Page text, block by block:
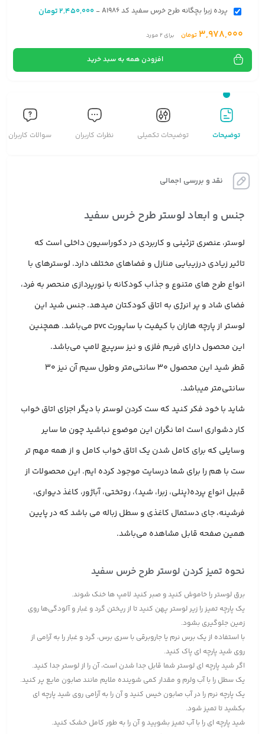
پرده زبرا بچگانه طرح خرس سفید کد A1986 -
2,450,000تومان
3,978,000 تومان برای2مورد
افزودن همه به سبد خرید
توضیحات توضیحات تکمیلی نظرات کاربران سوالات کاربران
نقد و بررسی اجمالی
جنس و ابعاد لوستر طرح خرس سفید
لوستر، عنصری تزئینی و کاربردی در دکوراسیون داخلی است که
تاثیر زیادی درزیبایی منازل و فضاهای مختلف دارد. لوسترهای با
انواع طرح های متنوع و جذاب کودکانه با نورپردازی منحصر به فرد،
فضای شاد و پر انرژی به اتاق کودکتان میدهد. جنس شید این
لوستر از پارچه هازان با کیفیت با ساپورت pvc می‌باشد. همچنین
این محصول دارای فریم فلزی و نیز سرپیچ لامپ می‌باشد.
قطر شید این محصول 30 سانتی‌متر وطول سیم آن نیز 30
سانتی‌متر میباشد.
شاید با خود فکر کنید که ست کردن لوستر با دیگر اجزای اتاق خواب
کار دشواری است اما نگران این موضوع نباشید چون ما سایر
وسایلی که برای کامل شدن یک اتاق خواب کامل و از همه مهم تر
ست با هم را برای شما درسایت موجود کرده ایم. این محصولات از
قبیل انواع پرده(پنلی، زبرا، شید)، روتختی، آباژور، کاغذ دیواری،
فرشینه، جای دستمال کاغذی و سطل زباله می باشد که در پایین
همین صفحه قابل مشاهده می‌باشد.
نحوه تمیز کردن لوستر طرح خرس سفید
برق لوستر را خاموش کنید و صبر کنید لامپ ها خنک شوند.
یک پارچه تمیز را زیر لوستر پهن کنید تا از ریختن گرد و غبار و آلودگی‌ها روی
زمین جلوگیری بشود.
با استفاده از یک برس نرم یا جاروبرقی با سری برس، گرد و غبار را به آرامی از
روی شید پارچه ای پاک کنید.
اگر شید پارچه ای لوستر شما قابل جدا شدن است، آن را از لوستر جدا کنید.
یک سطل را با آب ولرم و مقدار کمی شوینده ملایم مانند صابون مایع پر کنید.
یک پارچه نرم را در آب صابون خیس کنید و آن را به آرامی روی شید پارچه ای
بکشید تا تمیز شود.
شید پارچه ای را با آب تمیز بشویید و آن را به طور کامل خشک کنید.